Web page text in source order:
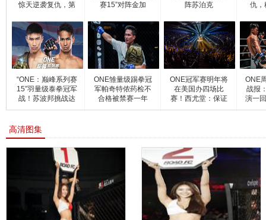
惊天逆袭复仇，第
赛15”对阵金加
阵苏泊克
仇，
“ONE：巅峰系列赛
15”羽量级泰拳冠军
战！苏波邦挑战达
ONE雏量级踢拳冠
军帕奇特侬药检不
合格被禁赛一年
ONE冠军赛明年将
在美国办四场比
赛！西尤堂：保证
带来前
ONE
战报
演一
高清图集